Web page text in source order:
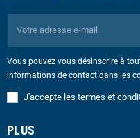
Vous pouvez vous désinscrire à
informations de contact dans les
J'accepte les termes et
PLUS